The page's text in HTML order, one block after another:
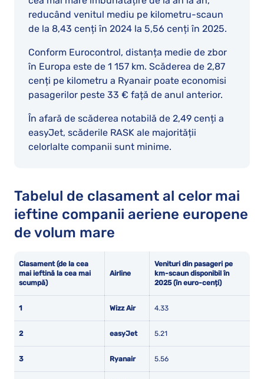
reducând venitul mediu pe kilometru-scaun
de la 8,43 cenți în 2024 la 5,56 cenți în 2025.
Conform Eurocontrol, distanța medie de zbor
în Europa este de 1 157 km. Scăderea de 2,87
cenți pe kilometru a Ryanair poate economisi
pasagerilor peste 33 € față de anul anterior.
În afară de scăderea notabilă de 2,49 cenți a
easyJet, scăderile RASK ale majorității
celorlalte companii sunt minime.
Tabelul de clasament al celor mai
ieftine companii aeriene europene
de volum mare
Clasament (de la cea
mai ieftină la cea mai
scumpă)
Airline
Venituri din pasageri pe
km-scaun disponibil în
2025 (în euro-cenți)
1 Wizz Air 4.33
2 easyJet 5.21
3 Ryanair 5.56